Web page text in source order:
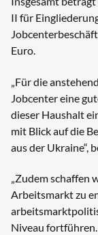
II für
Euro.
„Für die
Jobcenter eine
dieser Haushalt
mit Blick auf die
aus der Ukraine“,
„Zudem schaffen
Arbeitsmarkt zu
Niveau